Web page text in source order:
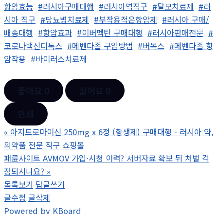
항암효능 #러시아구매대행 #러시아역직구 #탈모치료제 #러
시아 직구 #당뇨병치료제 #부작용적은항암제 #러시아 구매/
배송대행 #항암효과 #이버멕틴 구매대행 #러시아판매전문 #
코로나백신디톡스 #메벤다졸 구입방법 #버목스 #메벤다졸 항
암작용 #바이러스치료제
« 아지트로마이신 250mg x 6정 (항생제) 구매대행 - 러시아 약,
의약품 전문 직구 쇼핑몰
패륜사이트 AVMOV 가입·시청 이력? 서버자료 확보 뒤 처벌 걱
정되시나요? »
목록보기 답글쓰기
글수정 글삭제
Powered by KBoard